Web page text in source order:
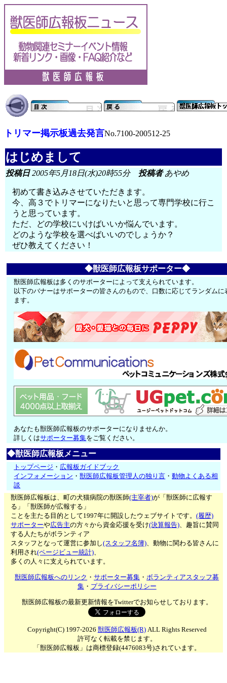
トリマー掲示板過去発言No.7100-200512-25
はじめまして
投稿日2005年5月18日(水)20時55分 投稿者あやめ
初めて書き込みさせていただきます。
今、高３でトリマーになりたいと思って専門学校に行こ
うと思っています。
ただ、どの学校にいけばいいか悩んでいます。
どのような学校を選べばいいのでしょうか？
ぜひ教えてください！
◆獣医師広報板サポーター◆
獣医師広報板は多くのサポーターによって支えられています。
以下のバナーはサポーターの皆さんのもので、口数に応じてランダムに
ます。
あなたも獣医師広報板のサポーターになりませんか。
詳しくはサポーター募集をご覧ください。
◆獣医師広報板メニュー
トップページ ・ 広報板ガイドブック
インフォメーション ・獣医師広報板管理人の独り言 ・動物よくある相
談
獣医師広報板は、町の犬猫病院の獣医師(主宰者)が「獣医師に広報す
る」「獣医師が広報する」
ことを主たる目的として1997年に開設したウェブサイトです。(履歴)
サポーターや広告主の方々から資金応援を受け(決算報告)、趣旨に賛同
する人たちがボランティア
スタッフとなって運営に参加し(スタッフ名簿)、動物に関わる皆さんに
利用され(ページビュー統計)、
多くの人々に支えられています。
獣医師広報板へのリンク ・サポーター募集 ・ボランティアスタッフ募
集・ プライバシーポリシー
獣医師広報板の最新更新情報をTwitterでお知らせしております。
Copyright(C) 1997-2026 獣医師広報板(R)ALL Rights Reserved
許可なく転載を禁じます。
「獣医師広報板」は商標登録(4476083号)されています。